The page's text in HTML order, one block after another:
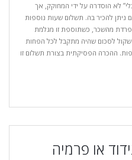
לא הוסדרה על ידי המחוקק, אך
ניתן להכיר בה. תשלום שעות נוספות
מהשכר, כשתוספת זו מגלמת
לסכום שהיה מתקבל לכל הפחות
ההכרה הפסיקתית בצורת תשלום זו
או פרמיה